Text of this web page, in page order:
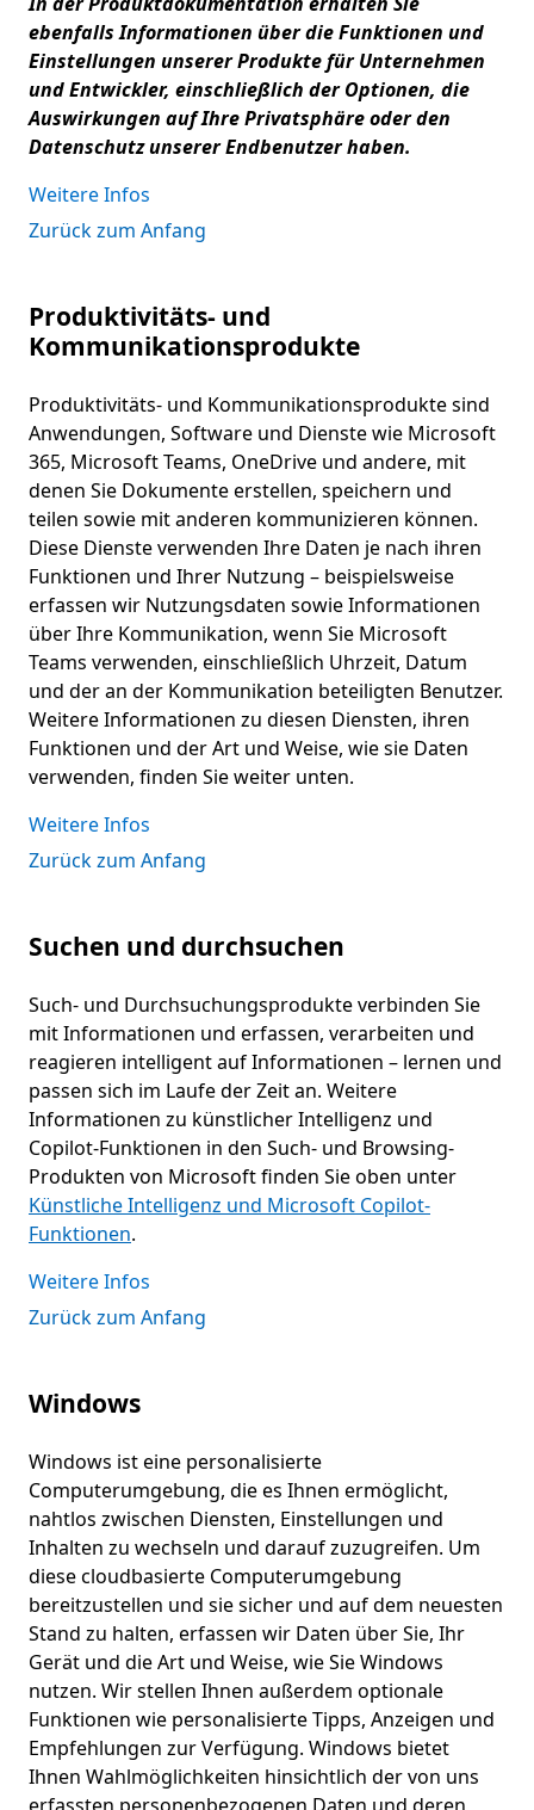
ebenfalls Informationen über die Funktionen und
Einstellungen unserer Produkte für Unternehmen
und Entwickler, einschließlich der Optionen, die
Auswirkungen auf Ihre Privatsphäre oder den
Datenschutz unserer Endbenutzer haben.
Weitere Infos
Zurück zum Anfang
Produktivitäts- und
Kommunikationsprodukte
Produktivitäts- und Kommunikationsprodukte sind
Anwendungen, Software und Dienste wie Microsoft
365, Microsoft Teams, OneDrive und andere, mit
denen Sie Dokumente erstellen, speichern und
teilen sowie mit anderen kommunizieren können.
Diese Dienste verwenden Ihre Daten je nach ihren
Funktionen und Ihrer Nutzung – beispielsweise
erfassen wir Nutzungsdaten sowie Informationen
über Ihre Kommunikation, wenn Sie Microsoft
Teams verwenden, einschließlich Uhrzeit, Datum
und der an der Kommunikation beteiligten Benutzer.
Weitere Informationen zu diesen Diensten, ihren
Funktionen und der Art und Weise, wie sie Daten
verwenden, finden Sie weiter unten.
Weitere Infos
Zurück zum Anfang
Suchen und durchsuchen
Such- und Durchsuchungsprodukte verbinden Sie
mit Informationen und erfassen, verarbeiten und
reagieren intelligent auf Informationen – lernen und
passen sich im Laufe der Zeit an. Weitere
Informationen zu künstlicher Intelligenz und
Copilot-Funktionen in den Such- und Browsing-
Produkten von Microsoft finden Sie oben unter
Künstliche Intelligenz und Microsoft Copilot-
Funktionen.
Weitere Infos
Zurück zum Anfang
Windows
Windows ist eine personalisierte
Computerumgebung, die es Ihnen ermöglicht,
nahtlos zwischen Diensten, Einstellungen und
Inhalten zu wechseln und darauf zuzugreifen. Um
diese cloudbasierte Computerumgebung
bereitzustellen und sie sicher und auf dem neuesten
Stand zu halten, erfassen wir Daten über Sie, Ihr
Gerät und die Art und Weise, wie Sie Windows
nutzen. Wir stellen Ihnen außerdem optionale
Funktionen wie personalisierte Tipps, Anzeigen und
Empfehlungen zur Verfügung. Windows bietet
Ihnen Wahlmöglichkeiten hinsichtlich der von uns